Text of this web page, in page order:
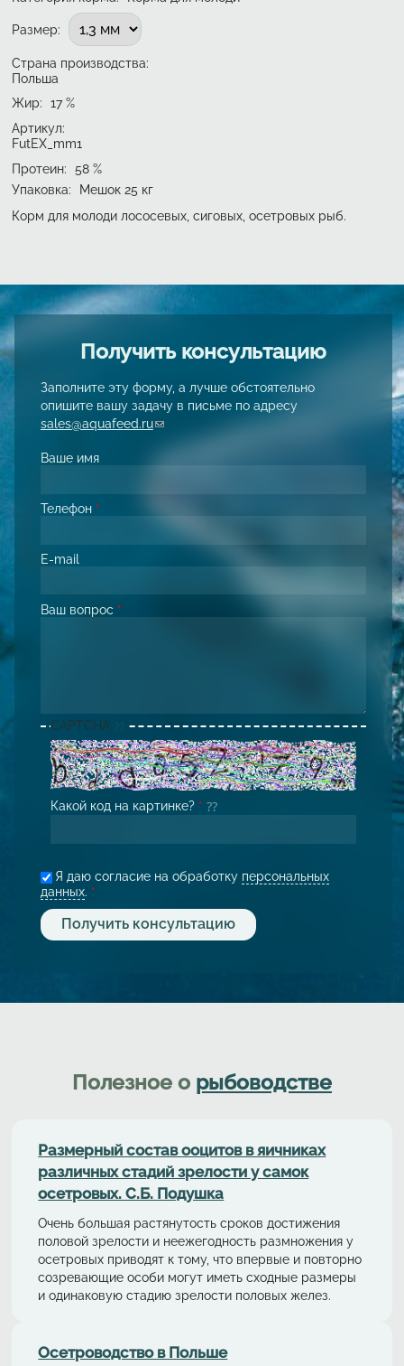
Подобрать вариант
Размер:
Страна производства:
Польша
Жир: 17 %
Артикул:
FutEX_mm1
Протеин: 58 %
Упаковка:
Мешок 25 кг
Корм для молоди лососевых, сиговых, осетровых рыб.
Получить консультацию
Заполните эту форму, а лучше обстоятельно
опишите вашу задачу в письме по адресу
sales@aquafeed.ru(link sends e-mail)
Ваше имя
Телефон *
E-mail
Ваш вопрос *
CAPTCHA
Какой код на картинке? *
Я даю согласие на обработку персональных
данных. *
Полезное о рыбоводстве
Размерный состав ооцитов в яичниках
различных стадий зрелости у самок
осетровых. С.Б. Подушка
Очень большая растянутость сроков достижения
половой зрелости и неежегодность размножения у
осетровых приводят к тому, что впервые и повторно
созревающие особи могут иметь сходные размеры
и одинаковую стадию зрелости половых желез.
Осетрoводствo в Польше